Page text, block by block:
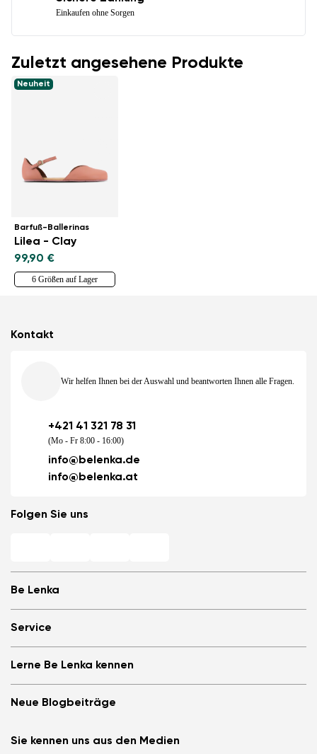
Einkaufen ohne Sorgen
Zuletzt angesehene Produkte
Neuheit
Barfuß-Ballerinas
Lilea - Clay
99,90 €
6 Größen auf Lager
Be Lenka
Store Locator
Über uns
Be Lenka in den Medien
Cookies
Datenschutzinformationen
Service
Anmelden
Be Lenka empfehlen &amp; Geld verdienen
Allgemeine Geschäftsbedingungen, Umtausch und Widerrufsrecht
Affiliate Partnerprogramm
Lerne Be Lenka kennen
Be Lenka Kids
Über unsere Sohlen
Neue Blogbeiträge
meisterten sie die Antarktis?
Kontakt
Wir helfen Ihnen bei der Auswahl und beantworten Ihnen alle Fragen.
+421 41 321 78 31
(Mo - Fr 8:00 - 16:00)
info@belenka.de
info@belenka.at
Folgen Sie uns
Sie kennen uns aus den Medien